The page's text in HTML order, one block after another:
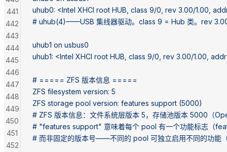
uhub0: <Intel XHCI root HUB, class 9/0, rev 3.00/1.00,
# uhub(4)——USB 集线器驱动。class 9 = Hub 类。rev
uhub1 on usbus0
uhub1: <Intel XHCI root HUB, class 9/0, rev 3.00/1.00,
# ===== ZFS 版本信息 =====
ZFS filesystem version: 5
ZFS storage pool version: features support (5000)
# ZFS 版本信息：文件系统层版本 5，存储池版本 5000（
# "features support" 意味着每个 pool 有一个功能标志（
# 而非固定的版本号——不同的 pool 可独立启用不同的功能
441
442
443
444
445
446
447
448
449
450
451
452